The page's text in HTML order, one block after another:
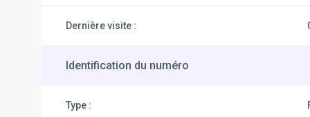
Dernière visite :
Identification du numéro
Type :